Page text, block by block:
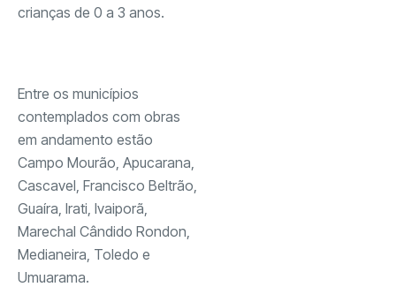
crianças de 0 a 3 anos.
Entre os municípios
contemplados com obras
em andamento estão
Campo Mourão, Apucarana,
Cascavel, Francisco Beltrão,
Guaíra, Irati, Ivaiporã,
Marechal Cândido Rondon,
Medianeira, Toledo e
Umuarama.